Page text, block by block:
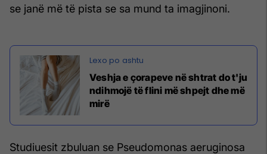
se janë më të pista se sa mund ta imagjinoni.
Veshja e çorapeve në shtrat do t'ju
ndihmojë të flini më shpejt dhe më
mirë
Studiuesit zbuluan se Pseudomonas aeruginosa